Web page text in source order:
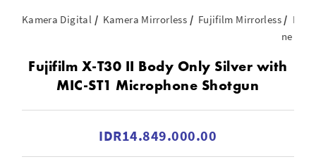
Kamera Digital Kamera Mirrorless Fujifilm Mirrorless
ne
Fujifilm X-T30 II Body Only Silver with
MIC-ST1 Microphone Shotgun
IDR14.849.000.00